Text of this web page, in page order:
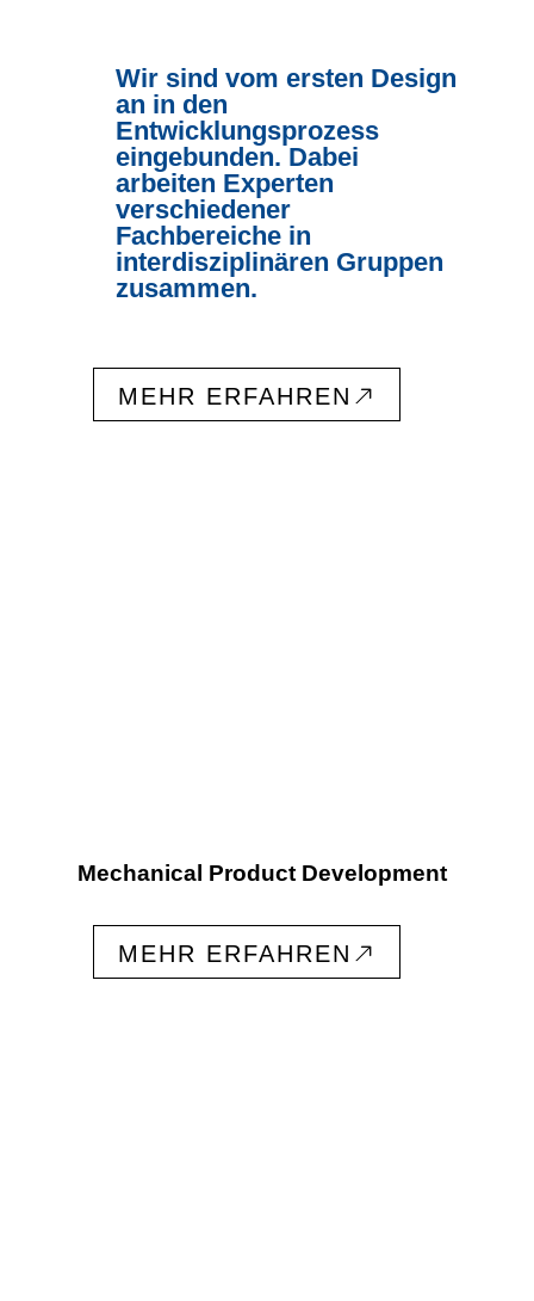
Wir sind vom ersten Design
an in den
Entwicklungsprozess
eingebunden. Dabei
arbeiten Experten
verschiedener
Fachbereiche in
interdisziplinären Gruppen
zusammen.
MEHR ERFAHREN
MEHR ERFAHREN
Mechanical Product Development